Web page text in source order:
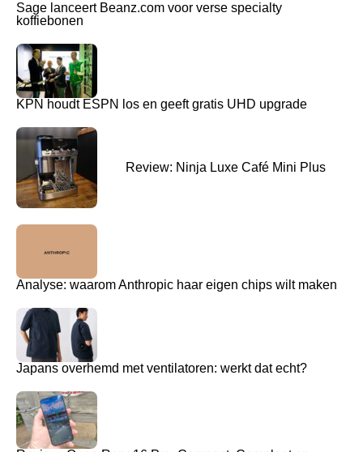
Sage lanceert Beanz.com voor verse specialty
koffiebonen
KPN houdt ESPN los en geeft gratis UHD upgrade
Review: Ninja Luxe Café Mini Plus
Analyse: waarom Anthropic haar eigen chips wilt maken
Japans overhemd met ventilatoren: werkt dat echt?